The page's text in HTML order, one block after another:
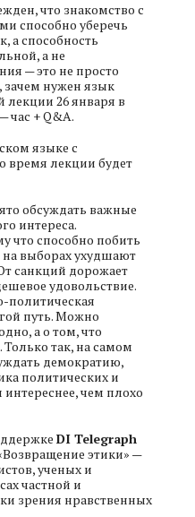
что знакомство с
способно уберечь
а способность
а не
— это не просто
нужен язык
лекции 26 января в
час + Q&A.
языке с
время лекции будет
обсуждать важные
интереса.
что способно побить
выборах ухудшают
санкций дорожает
удовольствие.
политическая
путь. Можно
а о том, что
так, на самом
демократию,
политических и
чем плохо
DI Telegraph
этики» —
ученых и
частной и
зрения нравственных